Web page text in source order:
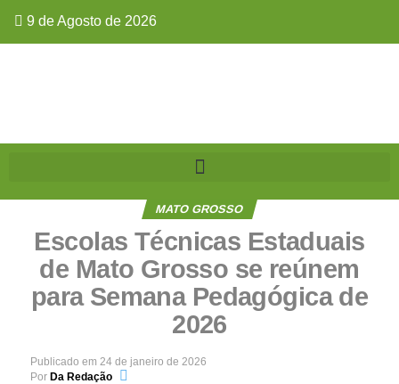
9 de Agosto de 2026
MATO GROSSO
Escolas Técnicas Estaduais
de Mato Grosso se reúnem
para Semana Pedagógica de
2026
Publicado em 24 de janeiro de 2026
Por Da Redação